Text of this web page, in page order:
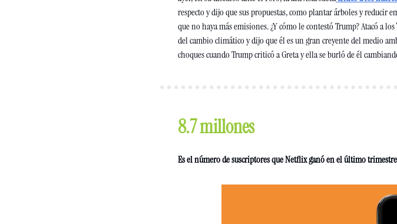
respecto y dijo que sus propuestas, como plantar árboles y reducir
que no haya más emisiones. ¿Y cómo le contestó Trump? Atacó a
del cambio climático y dijo que él es un gran creyente del medio
choques cuando Trump criticó a Greta y ella se burló de él
8.7 millones
Es el número de suscriptores que Netflix ganó en el último trimestre